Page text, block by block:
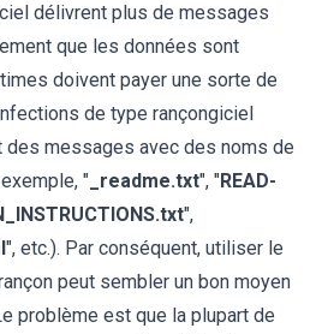
délivrent plus de messages
que les données sont
doivent payer une sorte de
de type rançongiciel
des messages avec des noms de
" _readme.txt", "READ-
",
", etc.). Par conséquent, utiliser le
peut sembler un bon moyen
problème est que la plupart de